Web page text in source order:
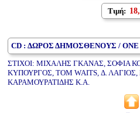
Τιμή:
CD : ΔΩΡΟΣ ΔΗΜΟΣΘΕΝΟΥΣ / ONE
ΣΤΙΧΟΙ: ΜΙΧΑΛΗΣ ΓΚΑΝΑΣ, ΣΟΦΙΑ
ΚΥΠΟΥΡΓΟΣ, TOM WAITS, Δ.
ΚΑΡΑΜΟΥΡΑΤΙΔΗΣ Κ.Α.